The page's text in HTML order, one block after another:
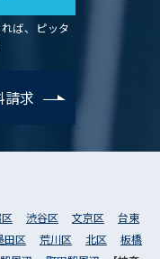
ば、ピッタ
請求
渋谷区 文京区
台東
田区 荒川区 北区
板橋